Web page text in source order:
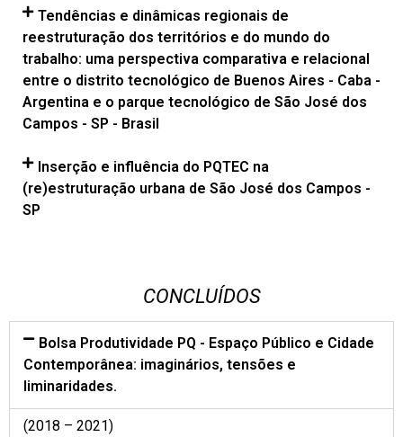
Tendências e dinâmicas regionais de
reestruturação dos territórios e do mundo do
trabalho: uma perspectiva comparativa e relacional
entre o distrito tecnológico de Buenos Aires - Caba -
Argentina e o parque tecnológico de São José dos
Campos - SP - Brasil
Inserção e influência do PQTEC na
(re)estruturação urbana de São José dos Campos -
SP
CONCLUÍDOS
Bolsa Produtividade PQ - Espaço Público e Cidade
Contemporânea: imaginários, tensões e
liminaridades.
(2018 – 2021)